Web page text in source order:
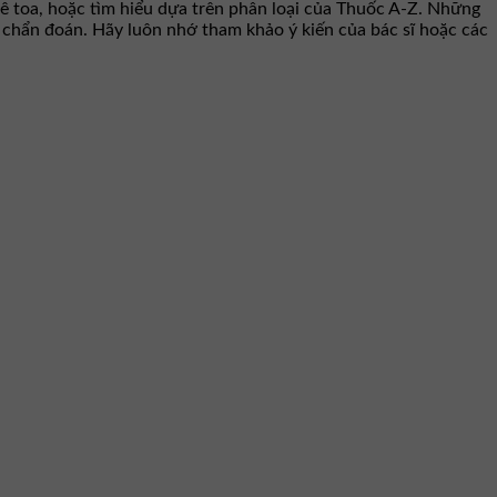
hoặc tìm hiểu dựa trên phân loại của Thuốc A-Z. Những
đoán. Hãy luôn nhớ tham khảo ý kiến của bác sĩ hoặc các